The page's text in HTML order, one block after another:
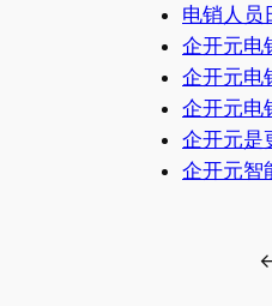
电销人员
企开元电
企开元电
企开元电
企开元是
企开元智